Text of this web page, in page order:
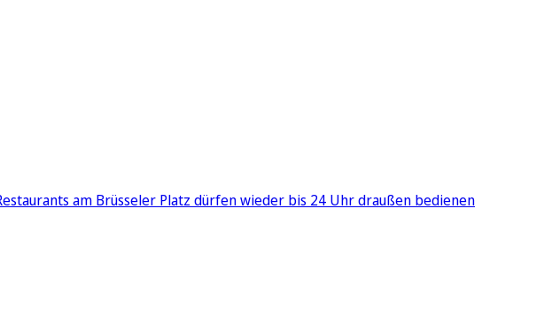
am Brüsseler Platz dürfen wieder bis 24 Uhr draußen bedienen